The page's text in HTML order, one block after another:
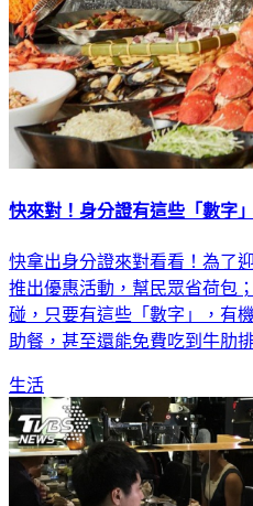
快來對！身分證有這些「數字
快拿出身分證來對看看！為了
推出優惠活動，幫民眾省荷包
碰，只要有這些「數字」，有
助餐，甚至還能免費吃到牛肋
生活